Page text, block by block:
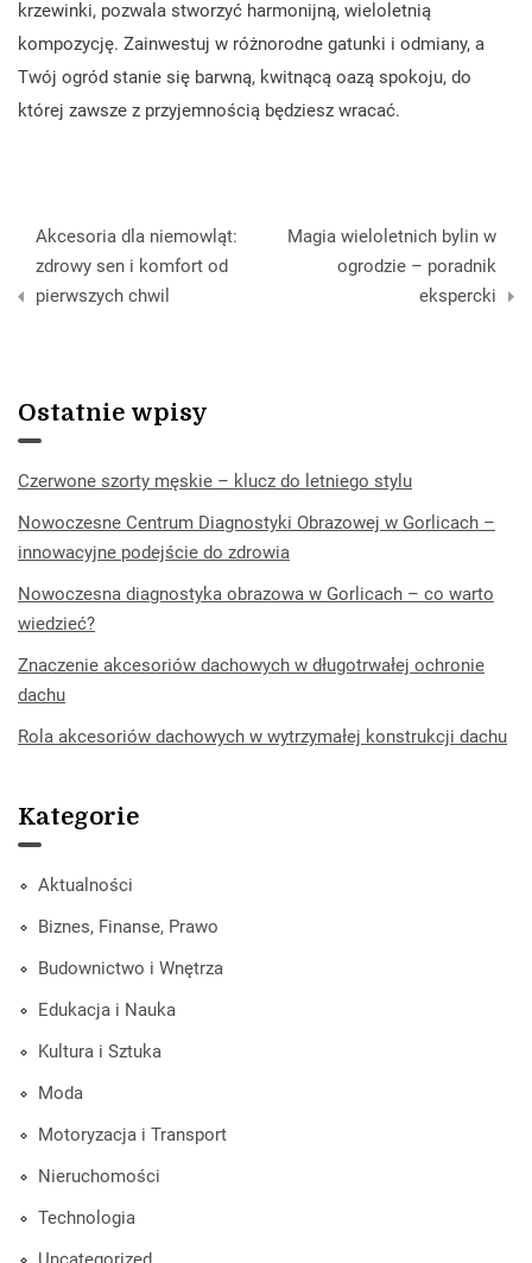
krzewinki, pozwala stworzyć harmonijną, wieloletnią
kompozycję. Zainwestuj w różnorodne gatunki i odmiany, a
Twój ogród stanie się barwną, kwitnącą oazą spokoju, do
której zawsze z przyjemnością będziesz wracać.
Nawigacja
wpisu
Akcesoria dla niemowląt:
zdrowy sen i komfort od
pierwszych chwil
Magia wieloletnich bylin w
ogrodzie – poradnik
ekspercki
Ostatnie wpisy
Czerwone szorty męskie – klucz do letniego stylu
Nowoczesne Centrum Diagnostyki Obrazowej w Gorlicach –
innowacyjne podejście do zdrowia
Nowoczesna diagnostyka obrazowa w Gorlicach – co warto
wiedzieć?
Znaczenie akcesoriów dachowych w długotrwałej ochronie
dachu
Rola akcesoriów dachowych w wytrzymałej konstrukcji dachu
Kategorie
Aktualności
Biznes, Finanse, Prawo
Budownictwo i Wnętrza
Edukacja i Nauka
Kultura i Sztuka
Moda
Motoryzacja i Transport
Nieruchomości
Technologia